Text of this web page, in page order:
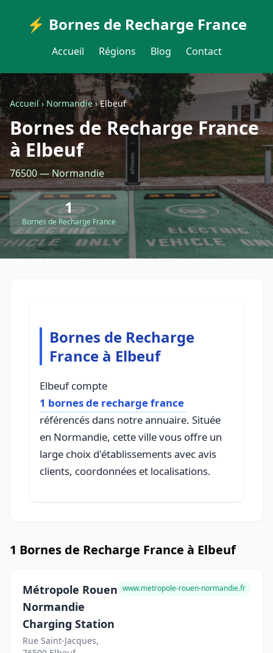
⚡ Bornes de Recharge France
Accueil Régions Blog Contact
Accueil›Normandie›Elbeuf
Bornes de Recharge France
à Elbeuf
76500 — Normandie
1
Bornes de Recharge France
Bornes de Recharge
France à Elbeuf
Elbeuf compte
1 bornes de recharge france
référencés dans notre annuaire. Située
en Normandie, cette ville vous offre un
large choix d'établissements avec avis
clients, coordonnées et localisations.
1 Bornes de Recharge France à Elbeuf
Métropole Rouen
Normandie
Charging Station
Rue Saint-Jacques,
www.metropole-rouen-normandie.fr